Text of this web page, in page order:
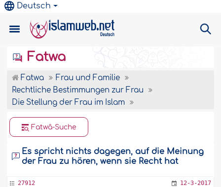
Deutsch
Fatwa
Fatwa
Frau und Familie
Rechtliche Bestimmungen zur Frau
Die Stellung der Frau im Islam
Fatwâ-Suche
Es spricht nichts dagegen, auf die Meinung
der Frau zu hören, wenn sie Recht hat
27912 12-3-2017